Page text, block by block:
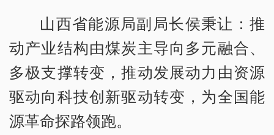
山西省能源局副局长侯秉让：推
动产业结构由煤炭主导向多元融合、
多极支撑转变，推动发展动力由资源
驱动向科技创新驱动转变，为全国能
源革命探路领跑。